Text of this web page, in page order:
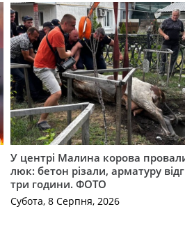
У центрі Малина корова
люк: бетон різали, арматуру
три години. ФОТО
Субота, 8 Серпня, 2026